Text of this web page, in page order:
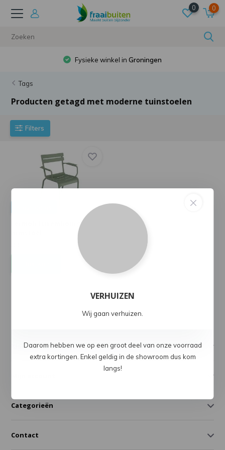
0 0
Fysieke winkel inGroningen
Tags
Producten getagd met moderne tuinstoelen
Filters
Fermob Luxembourg
Klantenservice
Categorieën
Contact
VERHUIZEN
Wij gaan verhuizen.
Daarom hebben we op een groot deel van onze voorraad
extra kortingen. Enkel geldig in de showroom dus kom
langs!